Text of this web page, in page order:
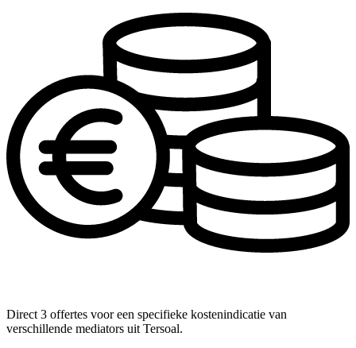
Direct 3 offertes voor een specifieke kostenindicatie van
verschillende mediators uit Tersoal.